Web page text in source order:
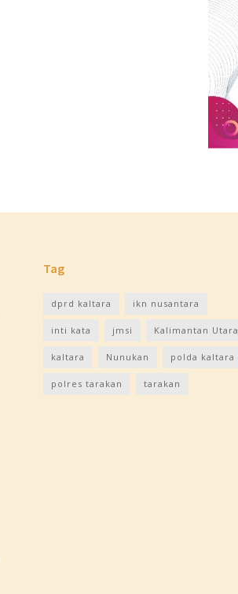
Tag
dprd kaltara ikn nusantara
inti kata jmsi Kalimantan Utara
kaltara Nunukan polda kaltara
polres tarakan tarakan